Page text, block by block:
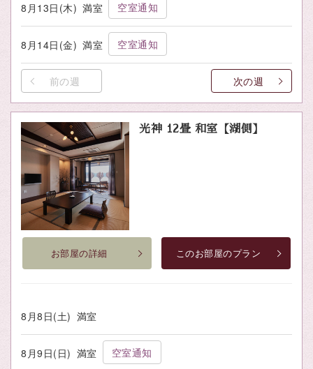
8月13日(木) 満室 空室通知
8月14日(金) 満室 空室通知
前の週 次の週
光神 12畳 和室【湖側】
お部屋の詳細 このお部屋のプラン
8月8日(土) 満室
8月9日(日) 満室 空室通知